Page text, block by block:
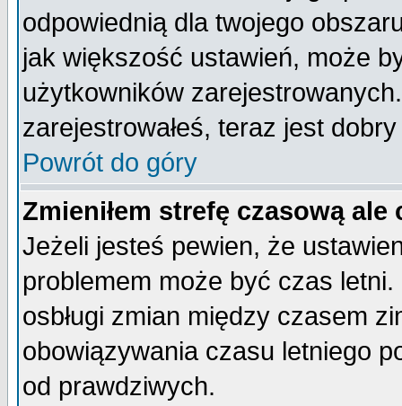
odpowiednią dla twojego
jak większość ustawień, może
użytkowników
zarejestrowałeś, teraz jest
Powrót do góry
Zmieniłem strefę czasową
Jeżeli jesteś pewien, że
problemem może być czas
osbługi zmian między czasem
obowiązywania czasu letniego
od prawdziwych.